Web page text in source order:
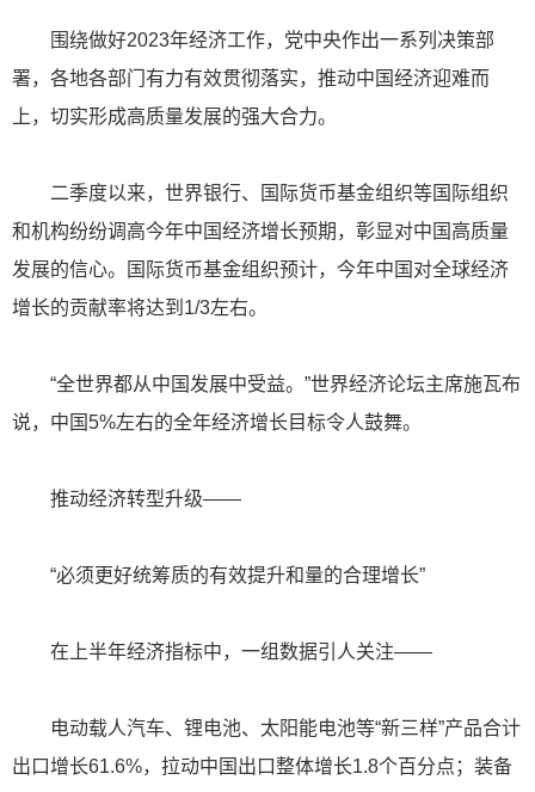
围绕做好2023年经济工作，党中央作出一系列决策部
署，各地各部门有力有效贯彻落实，推动中国经济迎难而
上，切实形成高质量发展的强大合力。
二季度以来，世界银行、国际货币基金组织等国际组织
和机构纷纷调高今年中国经济增长预期，彰显对中国高质量
发展的信心。国际货币基金组织预计，今年中国对全球经济
增长的贡献率将达到1/3左右。
“全世界都从中国发展中受益。”世界经济论坛主席施瓦布
说，中国5%左右的全年经济增长目标令人鼓舞。
推动经济转型升级——
“必须更好统筹质的有效提升和量的合理增长”
在上半年经济指标中，一组数据引人关注——
电动载人汽车、锂电池、太阳能电池等“新三样”产品合计
出口增长61.6%，拉动中国出口整体增长1.8个百分点；装备